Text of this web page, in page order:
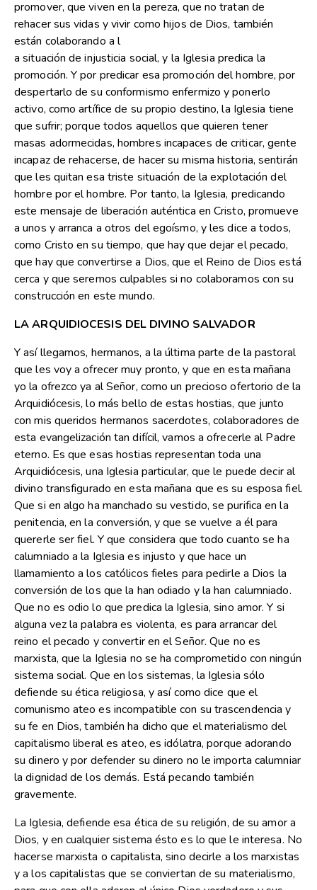
promover, que viven en la pereza, que no tratan de
rehacer sus vidas y vivir como hijos de Dios, también
están colaborando a l
a situación de injusticia social, y la Iglesia predica la
promoción. Y por predicar esa promoción del hombre, por
despertarlo de su conformismo enfermizo y ponerlo
activo, como artífice de su propio destino, la Iglesia tiene
que sufrir; porque todos aquellos que quieren tener
masas adormecidas, hombres incapaces de criticar, gente
incapaz de rehacerse, de hacer su misma historia, sentirán
que les quitan esa triste situación de la explotación del
hombre por el hombre. Por tanto, la Iglesia, predicando
este mensaje de liberación auténtica en Cristo, promueve
a unos y arranca a otros del egoísmo, y les dice a todos,
como Cristo en su tiempo, que hay que dejar el pecado,
que hay que convertirse a Dios, que el Reino de Dios está
cerca y que seremos culpables si no colaboramos con su
construcción en este mundo.
LA ARQUIDIOCESIS DEL DIVINO SALVADOR
Y así llegamos, hermanos, a la última parte de la pastoral
que les voy a ofrecer muy pronto, y que en esta mañana
yo la ofrezco ya al Señor, como un precioso ofertorio de la
Arquidiócesis, lo más bello de estas hostias, que junto
con mis queridos hermanos sacerdotes, colaboradores de
esta evangelización tan difícil, vamos a ofrecerle al Padre
eterno. Es que esas hostias representan toda una
Arquidiócesis, una Iglesia particular, que le puede decir al
divino transfigurado en esta mañana que es su esposa fiel.
Que si en algo ha manchado su vestido, se purifica en la
penitencia, en la conversión, y que se vuelve a él para
quererle ser fiel. Y que considera que todo cuanto se ha
calumniado a la Iglesia es injusto y que hace un
llamamiento a los católicos fieles para pedirle a Dios la
conversión de los que la han odiado y la han calumniado.
Que no es odio lo que predica la Iglesia, sino amor. Y si
alguna vez la palabra es violenta, es para arrancar del
reino el pecado y convertir en el Señor. Que no es
marxista, que la Iglesia no se ha comprometido con ningún
sistema social. Que en los sistemas, la Iglesia sólo
defiende su ética religiosa, y así como dice que el
comunismo ateo es incompatible con su trascendencia y
su fe en Dios, también ha dicho que el materialismo del
capitalismo liberal es ateo, es idólatra, porque adorando
su dinero y por defender su dinero no le importa calumniar
la dignidad de los demás. Está pecando también
gravemente.
La Iglesia, defiende esa ética de su religión, de su amor a
Dios, y en cualquier sistema ésto es lo que le interesa. No
hacerse marxista o capitalista, sino decirle a los marxistas
y a los capitalistas que se conviertan de su materialismo,